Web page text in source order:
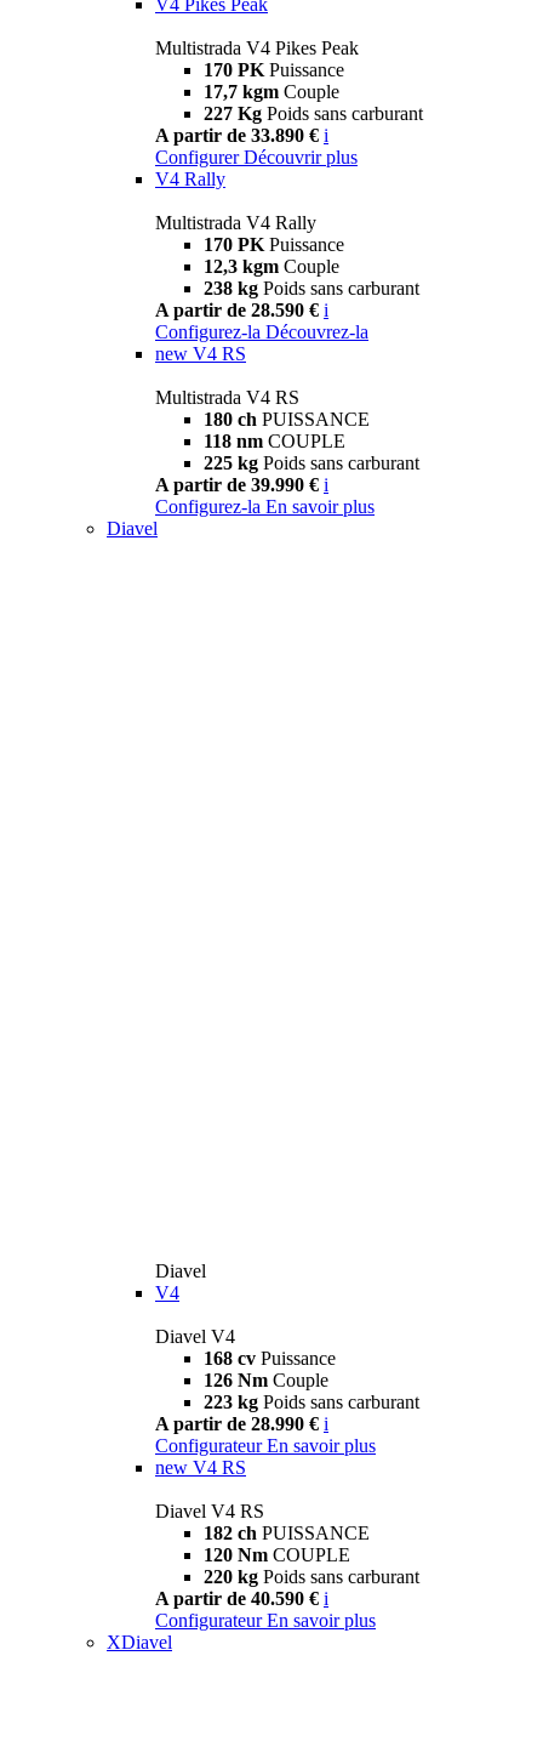
Multistrada V4 Pikes Peak
170 PK Puissance
17,7 kgm Couple
227 Kg Poids sans carburant
A partir de 33.890 € i
Configurer Découvrir plus
V4 Rally
Multistrada V4 Rally
170 PK Puissance
12,3 kgm Couple
238 kg Poids sans carburant
A partir de 28.590 € i
Configurez-la Découvrez-la
new V4 RS
Multistrada V4 RS
180 ch PUISSANCE
118 nm COUPLE
225 kg Poids sans carburant
A partir de 39.990 € i
Configurez-la En savoir plus
Diavel
Diavel
V4
Diavel V4
168 cv Puissance
126 Nm Couple
223 kg Poids sans carburant
A partir de 28.990 € i
Configurateur En savoir plus
new V4 RS
Diavel V4 RS
182 ch PUISSANCE
120 Nm COUPLE
220 kg Poids sans carburant
A partir de 40.590 € i
Configurateur En savoir plus
XDiavel